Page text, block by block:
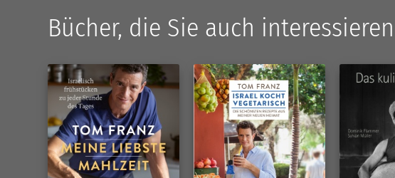
Bücher, die Sie auch